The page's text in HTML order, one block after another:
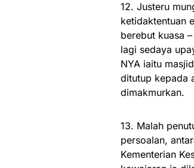
12. Justeru
ketidaktentuan
berebut kuasa
lagi sedaya
NYA iaitu
ditutup kepada
dimakmurkan.
13. Malah
persoalan,
Kementerian